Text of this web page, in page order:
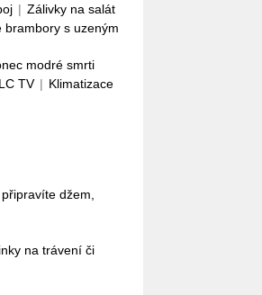
| Zálivky na salát
brambory s uzeným
modré smrti
TV | Klimatizace
džem,
na trávení či